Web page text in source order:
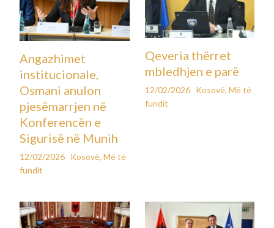
Angazhimet
institucionale,
Osmani anulon
pjesëmarrjen në
Konferencën e
Sigurisë në Munih
12/02/2026 Kosovë,Më të
fundit
Qeveria thërret
mbledhjen e parë
12/02/2026 Kosovë, Më të
fundit